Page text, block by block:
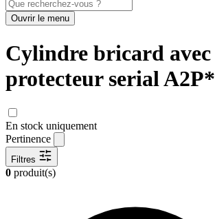
Ouvrir le menu
Cylindre bricard avec
protecteur serial A2P*
En stock uniquement
Pertinence
Filtres
0 produit(s)